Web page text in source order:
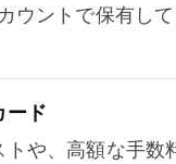
ウントで保有し
ード
や、高額な手数